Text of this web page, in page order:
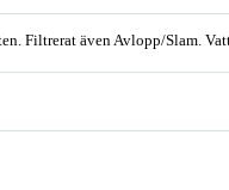
Filtrerat även Avlopp/Slam.